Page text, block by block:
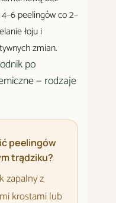
peelingów co 2–
łoju i
zmian.
po
— rodzaje
peelingów
trądziku?
zapalny z
krostami lub